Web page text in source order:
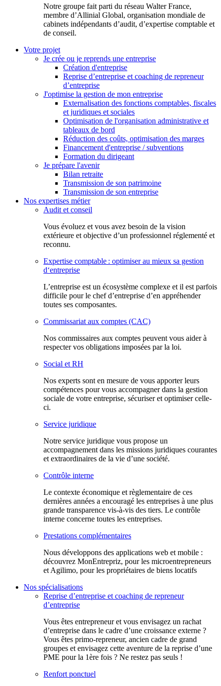
Notr​e groupe fait parti du réseau Walter France,
membre d’Allinial Global, organisation mondiale de
cabinets indépendants d’audit, d’expertise comptable et
de conseil.
Votre projet
Je crée ou je reprends une entreprise
Création d'entreprise
Reprise d’entreprise et coaching de repreneur
d’entreprise
J'optimise la gestion de mon entreprise
Externalisation des fonctions comptables, fiscales
et juridiques et sociales
Optimisation de l'organisation administrative et
tableaux de bord
Réduction des coûts, optimisation des marges
Financement d'entreprise / subventions
Formation du dirigeant
Je prépare l'avenir
Bilan retraite
Transmission de son patrimoine
Transmission de son entreprise
Nos expertises métier
Audit et conseil
Vous évoluez et vous avez besoin de la vision
extérieure et objective d’un professionnel réglementé et
reconnu.
Expertise comptable : optimiser au mieux sa gestion
d‘entreprise
L’entreprise est un écosystème complexe et il est parfois
difficile pour le chef d’entreprise d’en appréhender
toutes ses composantes.
Commissariat aux comptes (CAC)
Nos commissaires aux comptes peuvent vous aider à
respecter vos obligations imposées par la loi.
Social et RH
Nos experts sont en mesure de vous apporter leurs
compétences pour vous accompagner dans la gestion
sociale de votre entreprise, sécuriser et optimiser celle-
ci.
Service juridique
Notre service juridique vous propose un
accompagnement dans les missions juridiques courantes
et extraordinaires de la vie d’une société.
Contrôle interne
Le contexte économique et règlementaire de ces
dernières années a encouragé les entreprises à une plus
grande transparence vis-à-vis des tiers. Le contrôle
interne concerne toutes les entreprises.
Prestations complémentaires
Nous développons des applications web et mobile :
découvrez MonEntrepriz, pour les microentrepreneurs
et Agilimo, pour les propriétaires de biens locatifs
Nos spécialisations
Reprise d’entreprise et coaching de repreneur
d’entreprise
Vous êtes entrepreneur et vous envisagez un rachat
d’entreprise dans le cadre d’une croissance externe ?
Vous êtes primo-repreneur, ancien cadre de grand
groupes et envisagez cette aventure de la reprise d’une
PME pour la 1ère fois ? Ne restez pas seuls !
Renfort ponctuel